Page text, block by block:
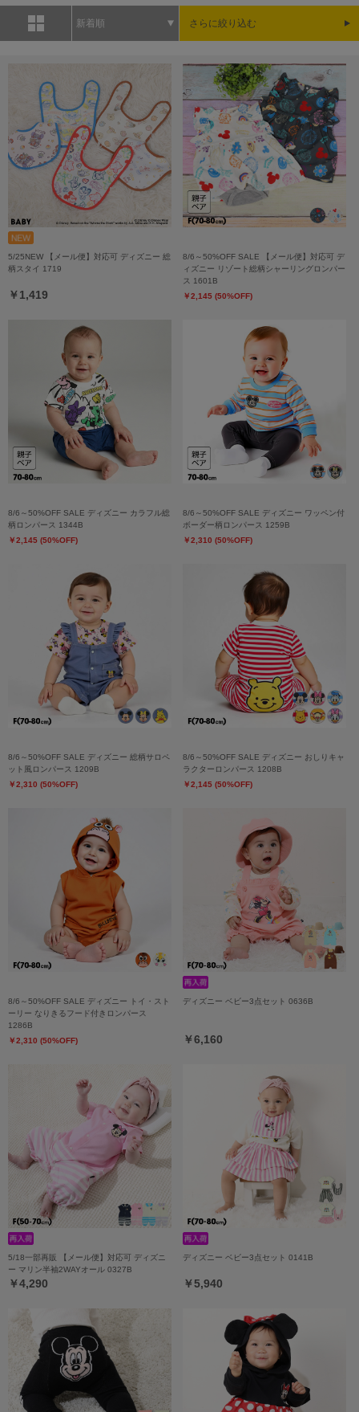
新着順 さらに絞り込む
5/25NEW 【メール便】対応可 ディズニー 総
柄スタイ 1719
￥1,419
8/6～50%OFF SALE 【メール便】対応可 デ
ィズニー リゾート総柄シャーリングロンパー
ス 1601B
￥2,145 (50%OFF)
8/6～50%OFF SALE ディズニー カラフル総
柄ロンパース 1344B
￥2,145 (50%OFF)
8/6～50%OFF SALE ディズニー ワッペン付
ボーダー柄ロンパース 1259B
￥2,310 (50%OFF)
8/6～50%OFF SALE ディズニー 総柄サロペ
ット風ロンパース 1209B
￥2,310 (50%OFF)
8/6～50%OFF SALE ディズニー おしりキャ
ラクターロンパース 1208B
￥2,145 (50%OFF)
8/6～50%OFF SALE ディズニー トイ・スト
ーリー なりきるフード付きロンパース
1286B
￥2,310 (50%OFF)
ディズニー ベビー3点セット 0636B
￥6,160
5/18一部再販 【メール便】対応可 ディズニ
ー マリン半袖2WAYオール 0327B
￥4,290
ディズニー ベビー3点セット 0141B
￥5,940